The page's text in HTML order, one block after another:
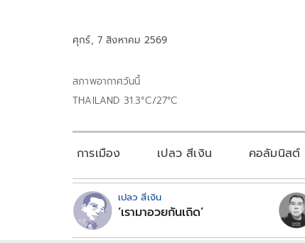
ศุกร์, 7 สิงหาคม 2569
สภาพอากาศวันนี้
THAILAND 31.3°C/27°C
การเมือง เปลว สีเงิน คอลัมนิสต์
เปลว สีเงิน
‘เรามาอวยกันเถิด’